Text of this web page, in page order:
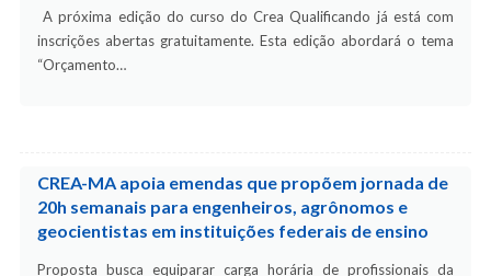
A próxima edição do curso do Crea Qualificando já está com
inscrições abertas gratuitamente. Esta edição abordará o tema
“Orçamento…
CREA-MA apoia emendas que propõem jornada de
20h semanais para engenheiros, agrônomos e
geocientistas em instituições federais de ensino
Proposta busca equiparar carga horária de profissionais da